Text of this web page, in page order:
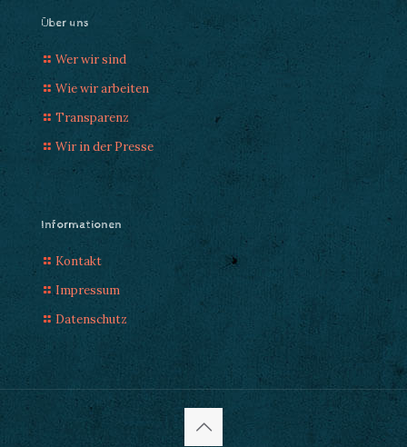
Über uns
Wer wir sind
Wie wir arbeiten
Transparenz
Wir in der Presse
Informationen
Kontakt
Impressum
Datenschutz